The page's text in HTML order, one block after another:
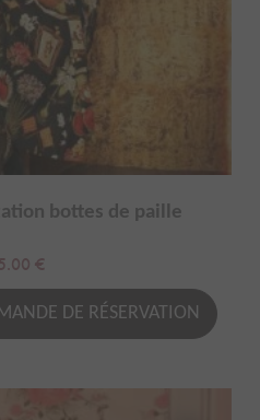
bottes de paille
€
DE RÉSERVATION